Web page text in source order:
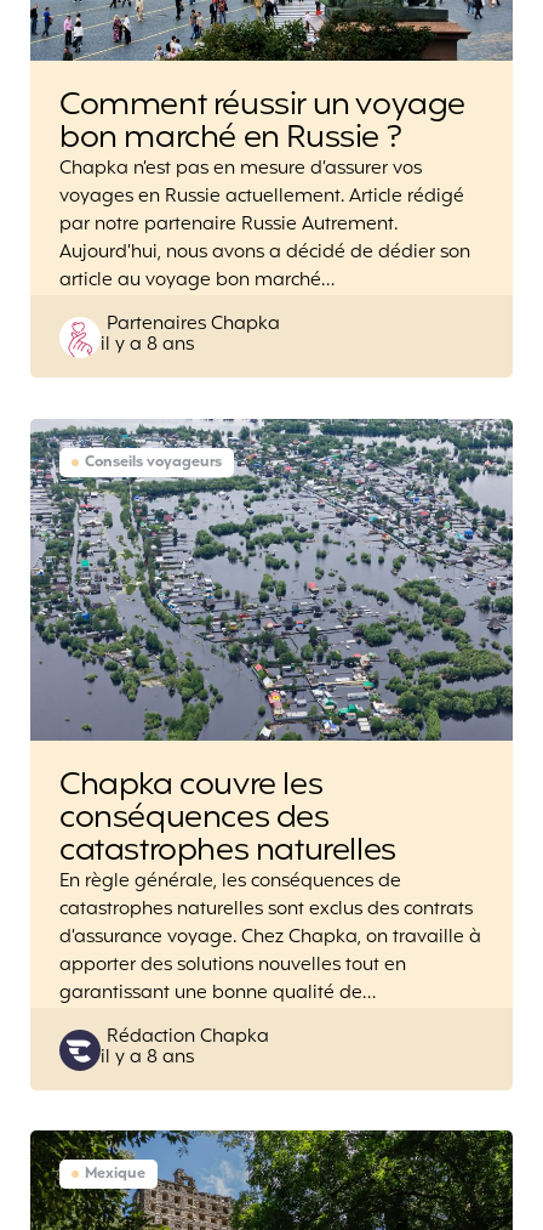
Comment réussir un voyage
bon marché en Russie ?
Chapka n’est pas en mesure d’assurer vos
voyages en Russie actuellement. Article rédigé
par notre partenaire Russie Autrement.
Aujourd’hui, nous avons a décidé de dédier son
article au voyage bon marché…
Posted
by
Partenaires Chapka
il y a 8 ans
Conseils voyageurs
Chapka couvre les
conséquences des
catastrophes naturelles
En règle générale, les conséquences de
catastrophes naturelles sont exclus des contrats
d’assurance voyage. Chez Chapka, on travaille à
apporter des solutions nouvelles tout en
garantissant une bonne qualité de…
Posted
by
Rédaction Chapka
il y a 8 ans
Mexique